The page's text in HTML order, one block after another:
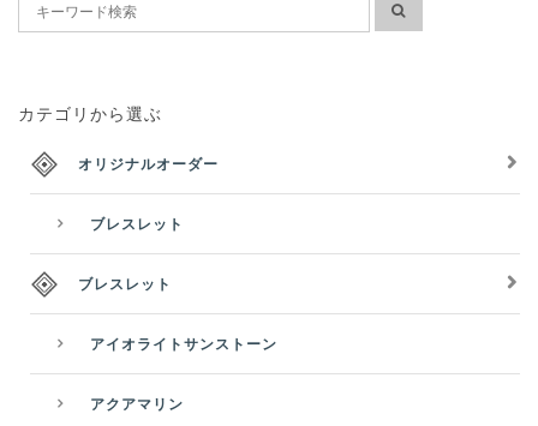
カテゴリから選ぶ
オリジナルオーダー
ブレスレット
ブレスレット
アイオライトサンストーン
アクアマリン